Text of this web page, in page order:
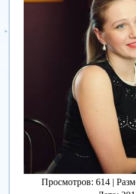
Просмотров: 614 |